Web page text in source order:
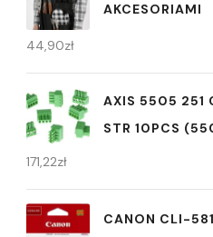
AKCESORIAMI
44,90zł
AXIS 5505 251
STR 10PCS
171,22zł
CANON CLI-